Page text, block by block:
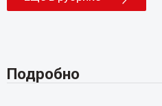
Подробно